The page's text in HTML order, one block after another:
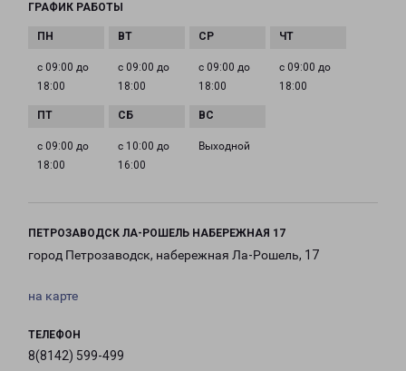
ГРАФИК РАБОТЫ
с 09:00 до
18:00
с 09:00 до
18:00
с 09:00 до
18:00
с 09:00 до
18:00
с 09:00 до
18:00
с 10:00 до
16:00
Выходной
ПЕТРОЗАВОДСК ЛА-РОШЕЛЬ НАБЕРЕЖНАЯ 17
город Петрозаводск, набережная Ла-Рошель, 17
на карте
ТЕЛЕФОН
8(8142) 599-499